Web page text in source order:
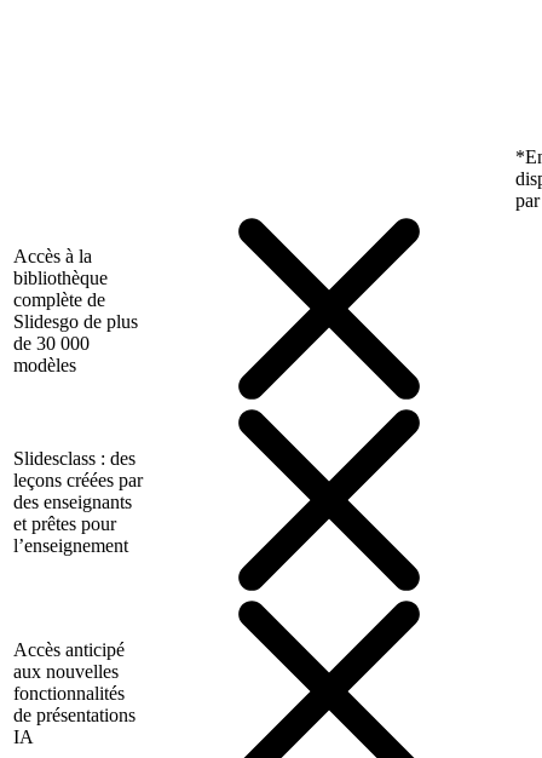
Accès à la
bibliothèque
complète de
Slidesgo de plus
de 30 000
modèles
Slidesclass : des
leçons créées par
des enseignants
et prêtes pour
l’enseignement
Accès anticipé
aux nouvelles
fonctionnalités
de présentations
IA